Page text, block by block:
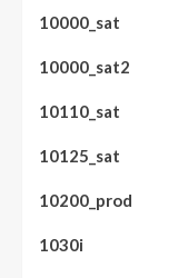
10000_sat
10000_sat2
10110_sat
10125_sat
10200_prod
1030i